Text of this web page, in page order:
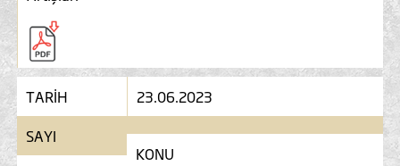
TARİH
23.06.2023
SAYI
KONU